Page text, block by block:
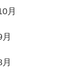
月